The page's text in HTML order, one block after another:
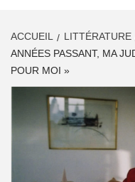
ACCUEIL LITTÉRATURE
ANNÉES PASSANT, MA
POUR MOI »